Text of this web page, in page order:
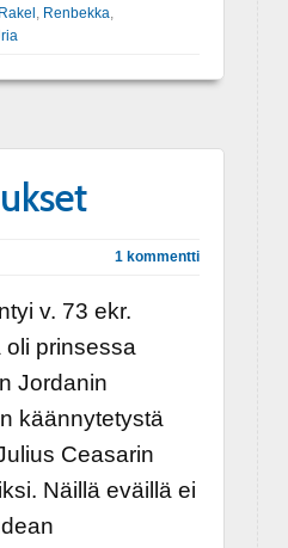
Rakel Renbekka
1 kommentti
v. 73 ekr.
prinsessa
Jordanin
käännytetystä
Ceasarin
Näillä eväillä ei